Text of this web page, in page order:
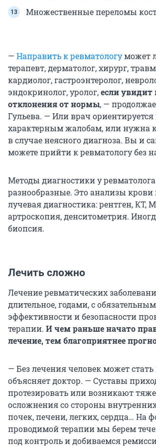
Множественные переломы
— Направить к ревматологуможет
терапевт, дерматолог, хирург,
кардиолог, гастроэнтеролог,
эндокринолог, уролог,если увидит
отклонения от нормы, —
Гульева. — Или врач
характерным жалобам, или нужна
в случае неясного диагноза. Вы и
можете прийти к ревматологу без
Методы диагностики у ревматолога
разнообразные. Это анализы
лучевая диагностика: рентген, КТ,
артроскопия, денситометрия.
биопсия.
Лечить сложно
Лечение ревматических
длительное, годами, с
эффективности и безопасности
терапии. И чем раньше начато
лечение, тем благоприятнее
— Без лечения человек может
объясняет доктор. — Суставы
протезировать или возникают
осложнения со стороны
почек, печени, легких, сердца… На
проводимой терапии мы берем
под контроль и добиваемся